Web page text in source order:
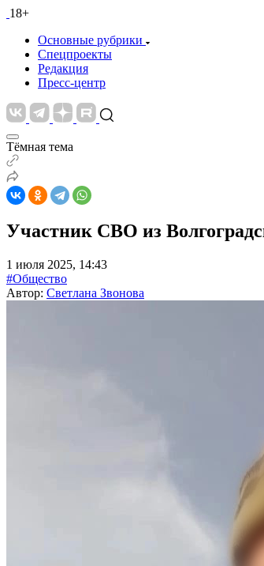
18+
Основные рубрики
Спецпроекты
Редакция
Пресс-центр
Тёмная тема
Участник СВО из
1 июля 2025, 14:43
#Общество
Автор: Светлана Звонова